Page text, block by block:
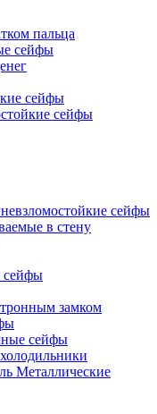
пальца
сейфы
сейфы
сейфы
сейфы
в стену
сейфы
замком
сейфы
Металлические